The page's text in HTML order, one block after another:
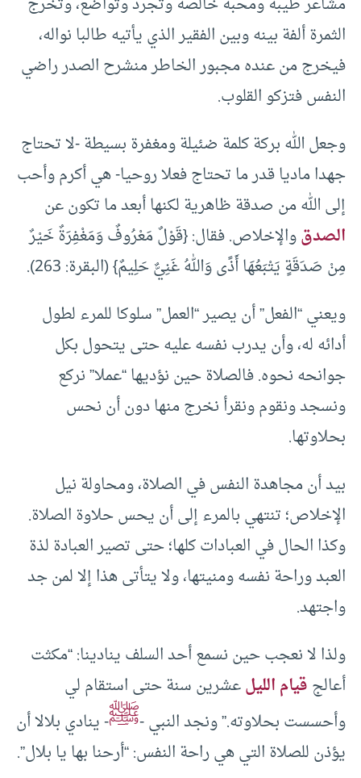
الثمرة ألفة بينه وبين الفقير الذي يأتيه طالبا نواله،
فيخرج من عنده مجبور الخاطر منشرح الصدر راضي
النفس فتزكو القلوب.
وجعل الله بركة كلمة ضئيلة ومغفرة بسيطة -لا تحتاج
جهدا ماديا قدر ما تحتاج فعلا روحيا- هي أكرم وأحب
إلى الله من صدقة ظاهرية لكنها أبعد ما تكون عن
الصدقوالإخلاص. فقال: {قَوْلٌ مَعْرُوفٌ وَمَغْفِرَةٌ خَيْرٌ
مِنْ صَدَقَةٍ يَتْبَعُهَا أَذًى وَاللهُ غَنِيٌّ حَلِيمٌ} (البقرة: 263).
ويعني “الفعل” أن يصير “العمل” سلوكا للمرء لطول
أدائه له، وأن يدرب نفسه عليه حتى يتحول بكل
جوانحه نحوه. فالصلاة حين نؤديها “عملا” نركع
ونسجد ونقوم ونقرأ نخرج منها دون أن نحس
بحلاوتها.
بيد أن مجاهدة النفس في الصلاة، ومحاولة نيل
الإخلاص؛ تنتهي بالمرء إلى أن يحس حلاوة الصلاة.
وكذا الحال في العبادات كلها؛ حتى تصير العبادة لذة
العبد وراحة نفسه ومنيتها، ولا يتأتى هذا إلا لمن جد
واجتهد.
ولذا لا نعجب حين نسمع أحد السلف ينادينا: “مكثت
أعالجقيام الليلعشرين سنة حتى استقام لي
وأحسست بحلاوته.” ونجد النبي -ﷺ- ينادي بلالا أن
يؤذن للصلاة التي هي راحة النفس: “أرحنا بها يا بلال”.